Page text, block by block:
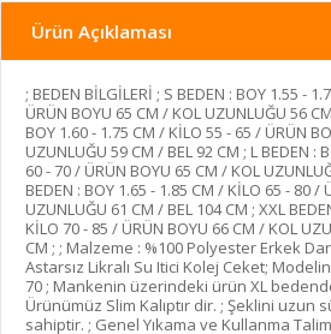
Ürün Açıklaması
; BEDEN BİLGİLERİ ; S BEDEN : BOY 1.55 -
ÜRÜN BOYU 65 CM / KOL UZUNLUĞU 56
BOY 1.60 - 1.75 CM / KİLO 55 - 65 / ÜRÜN
UZUNLUĞU 59 CM / BEL 92 CM ; L BEDEN :
60 - 70 / ÜRÜN BOYU 65 CM / KOL
BEDEN : BOY 1.65 - 1.85 CM / KİLO 65 - 80 /
UZUNLUĞU 61 CM / BEL 104 CM ; XXL
KİLO 70 - 85 / ÜRÜN BOYU 66 CM / KOL
CM ; ; Malzeme : %100 Polyester Erkek
Astarsız Likralı Su Itici Kolej Ceket;
70 ; Mankenin üzerindeki ürün XL
Ürünümüz Slim Kalıptır dir. ; Şeklini uzun
sahiptir. ; Genel Yıkama ve Kullanma